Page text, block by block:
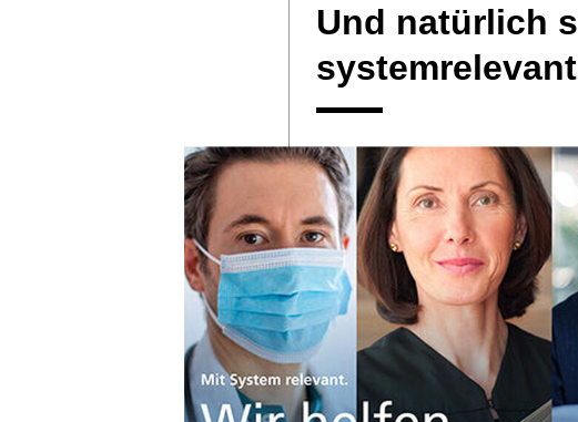
Und natürlich